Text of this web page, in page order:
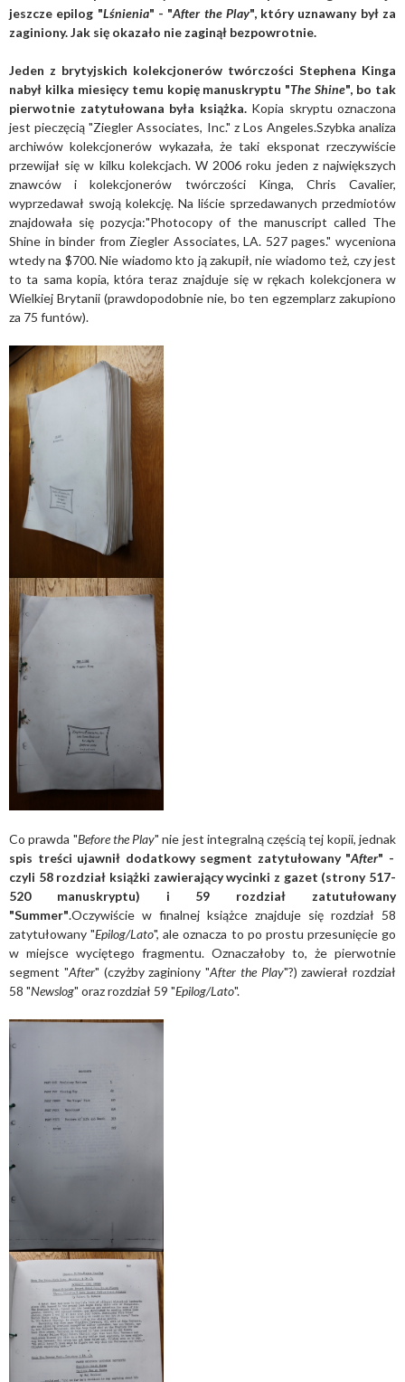
jeszcze epilog "Lśnienia" - "After the Play", który uznawany był za
zaginiony. Jak się okazało nie zaginął bezpowrotnie.
Jeden z brytyjskich kolekcjonerów twórczości Stephena Kinga
nabył kilka miesięcy temu kopię manuskryptu "The Shine", bo tak
pierwotnie zatytułowana była książka. Kopia skryptu oznaczona
jest pieczęcią "Ziegler Associates, Inc." z Los Angeles.Szybka analiza
archiwów kolekcjonerów wykazała, że taki eksponat rzeczywiście
przewijał się w kilku kolekcjach. W 2006 roku jeden z największych
znawców i kolekcjonerów twórczości Kinga, Chris Cavalier,
wyprzedawał swoją kolekcję. Na liście sprzedawanych przedmiotów
znajdowała się pozycja:"Photocopy of the manuscript called The
Shine in binder from Ziegler Associates, LA. 527 pages." wyceniona
wtedy na $700. Nie wiadomo kto ją zakupił, nie wiadomo też, czy jest
to ta sama kopia, która teraz znajduje się w rękach kolekcjonera w
Wielkiej Brytanii (prawdopodobnie nie, bo ten egzemplarz zakupiono
za 75 funtów).
Co prawda "Before the Play" nie jest integralną częścią tej kopii, jednak
spis treści ujawnił dodatkowy segment zatytułowany "After" -
czyli 58 rozdział książki zawierający wycinki z gazet (strony 517-
520 manuskryptu) i 59 rozdział zatutułowany
"Summer".Oczywiście w finalnej książce znajduje się rozdział 58
zatytułowany "Epilog/Lato", ale oznacza to po prostu przesunięcie go
w miejsce wyciętego fragmentu. Oznaczałoby to, że pierwotnie
segment "After" (czyżby zaginiony "After the Play"?) zawierał rozdział
58 "Newslog" oraz rozdział 59 "Epilog/Lato".